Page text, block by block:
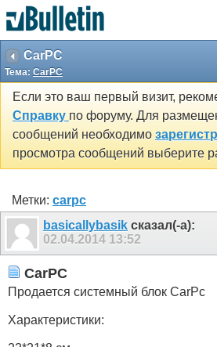
CarPC
Тема: CarPC
Если это ваш первый визит,
Справку по форуму. Для
сообщений необходимо
просмотра сообщений выберите
Метки: carpc
basicallybasik сказал(-а):
02.04.2014 13:52
CarPC
Продается системный блок CarPc
Характеристики: